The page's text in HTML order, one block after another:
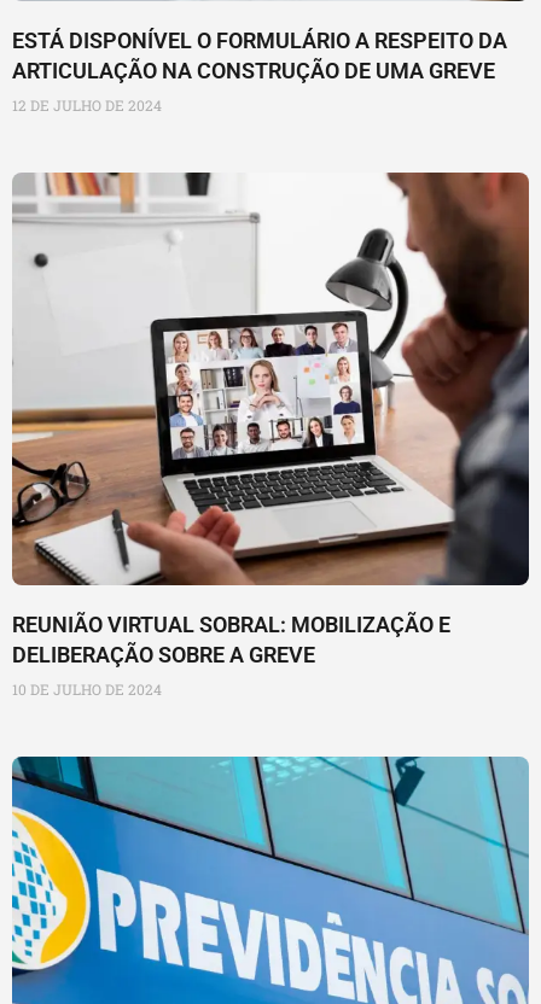
ESTÁ DISPONÍVEL O FORMULÁRIO A RESPEITO DA
ARTICULAÇÃO NA CONSTRUÇÃO DE UMA GREVE
12 DE JULHO DE 2024
REUNIÃO VIRTUAL SOBRAL: MOBILIZAÇÃO E
DELIBERAÇÃO SOBRE A GREVE
10 DE JULHO DE 2024